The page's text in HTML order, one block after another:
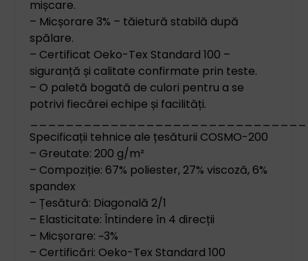
mișcare.
– Micșorare 3% – tăietură stabilă după
spălare.
– Certificat Oeko-Tex Standard 100 –
siguranță și calitate confirmate prin teste.
– O paletă bogată de culori pentru a se
potrivi fiecărei echipe și facilități.
Specificații tehnice ale țesăturii COSMO-200
– Greutate: 200 g/m²
– Compoziție: 67% poliester, 27% viscoză, 6%
spandex
– Țesătură: Diagonală 2/1
– Elasticitate: Întindere în 4 direcții
– Micșorare: ~3%
– Certificări: Oeko-Tex Standard 100